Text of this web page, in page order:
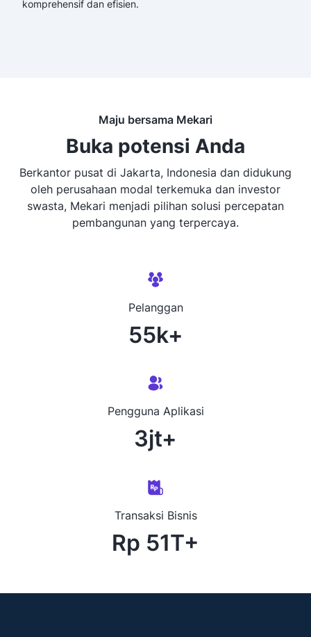
komprehensif dan efisien.
Maju bersama Mekari
Buka potensi Anda
Berkantor pusat di Jakarta, Indonesia dan didukung
oleh perusahaan modal terkemuka dan investor
swasta, Mekari menjadi pilihan solusi percepatan
pembangunan yang terpercaya.
Pelanggan
55k+
Pengguna Aplikasi
3jt+
Transaksi Bisnis
Rp 51T+